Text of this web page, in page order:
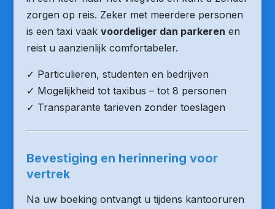
zorgen op reis. Zeker met meerdere personen
is een taxi vaak voordeliger dan parkeren en
reist u aanzienlijk comfortabeler.
✓ Particulieren, studenten en bedrijven
✓ Mogelijkheid tot taxibus – tot 8 personen
✓ Transparante tarieven zonder toeslagen
Bevestiging en herinnering voor
vertrek
Na uw boeking ontvangt u tijdens kantooruren